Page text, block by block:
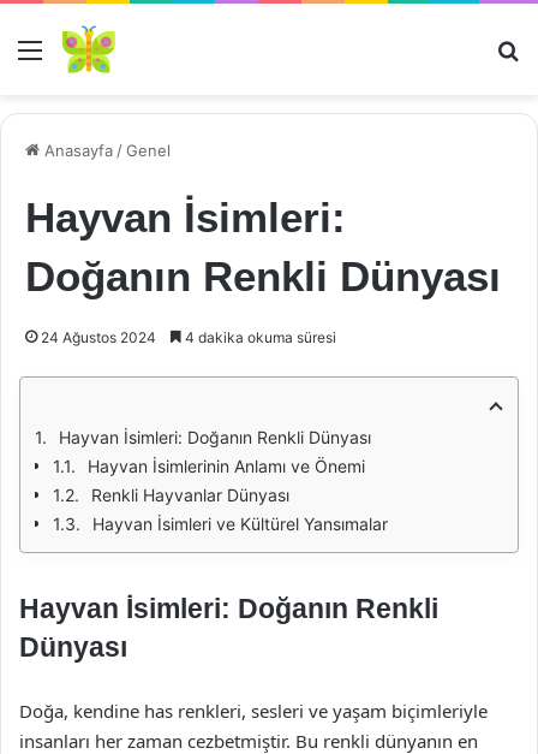
Menü
Anasayfa /Genel
Hayvan İsimleri:
Doğanın Renkli Dünyası
24 Ağustos 2024 4 dakika okuma süresi
Hayvan İsimleri: Doğanın Renkli Dünyası
Hayvan İsimlerinin Anlamı ve Önemi
Renkli Hayvanlar Dünyası
Hayvan İsimleri ve Kültürel Yansımalar
Hayvan İsimleri: Doğanın Renkli
Dünyası
Doğa, kendine has renkleri, sesleri ve yaşam biçimleriyle
insanları her zaman cezbetmiştir. Bu renkli dünyanın en